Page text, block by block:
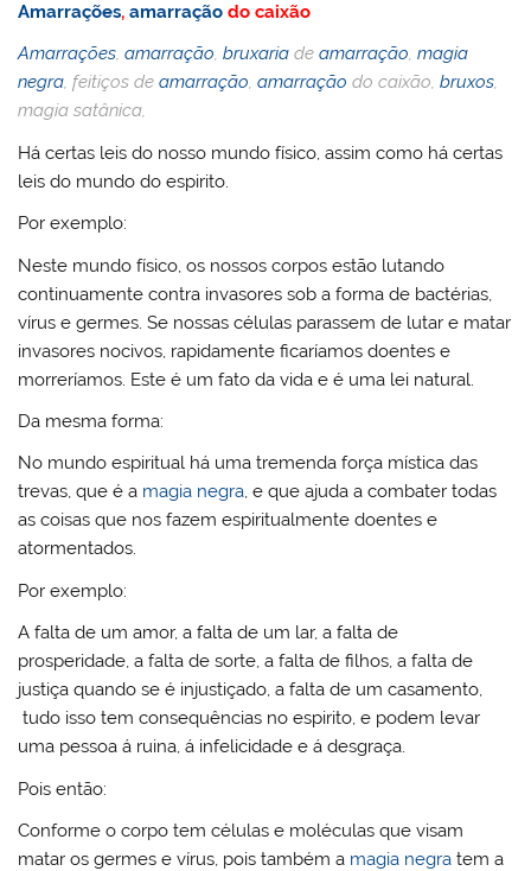
ai
l
h
o
o
M
ai
l
itt
er
c
e
b
o
o
er
e
at
s
A
p
Pr
ss
o
c
e
n
bl
Amarrações,amarração do caixão
Amarrações,amarração,bruxaria deamarração,magia
negra, feitiços deamarração,amarração do caixão,bruxos,
magia satânica,
Há certas leis do nosso mundo físico, assim como há certas
leis do mundo do espirito.
Por exemplo:
Neste mundo físico, os nossos corpos estão lutando
continuamente contra invasores sob a forma de bactérias,
vírus e germes. Se nossas células parassem de lutar e matar
invasores nocivos, rapidamente ficaríamos doentes e
morreríamos. Este é um fato da vida e é uma lei natural.
Da mesma forma:
No mundo espiritual há uma tremenda força mística das
trevas, que é a magia negra, e que ajuda a combater todas
as coisas que nos fazem espiritualmente doentes e
atormentados.
Por exemplo:
A falta de um amor, a falta de um lar, a falta de
prosperidade, a falta de sorte, a falta de filhos, a falta de
justiça quando se é injustiçado, a falta de um casamento,
tudo isso tem consequências no espirito, e podem levar
uma pessoa á ruina, á infelicidade e á desgraça.
Pois então:
Conforme o corpo tem células e moléculas que visam
matar os germes e vírus, pois também a magia negra tem a